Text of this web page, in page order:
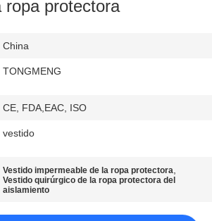
ropa protectora
China
TONGMENG
CE, FDA,EAC, ISO
vestido
Vestido impermeable de la ropa protectora,
Vestido quirúrgico de la ropa protectora del
aislamiento